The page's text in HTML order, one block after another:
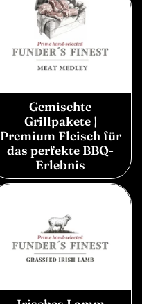
Gemischte
Grillpakete |
Premium Fleisch für
das perfekte BBQ-
Erlebnis